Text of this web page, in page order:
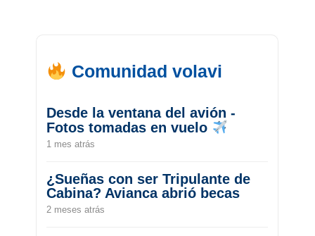
Comunidad volavi
Desde la ventana del avión -
Fotos tomadas en vuelo
1 mes atrás
¿Sueñas con ser Tripulante de
Cabina? Avianca abrió becas
2 meses atrás